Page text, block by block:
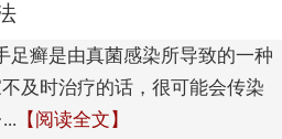
足癣是由真菌感染所导致的一种
及时治疗的话，很可能会传染
【阅读全文】